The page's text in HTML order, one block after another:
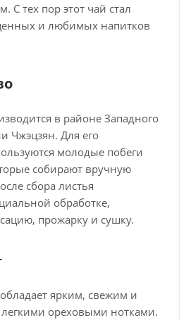
С тех пор этот чай стал
и любимых напитков
в районе Западного
Чжэцзян. Для его
молодые побеги
собирают вручную
сбора листья
обработке,
прожарку и сушку.
ярким, свежим и
легкими ореховыми нотками.